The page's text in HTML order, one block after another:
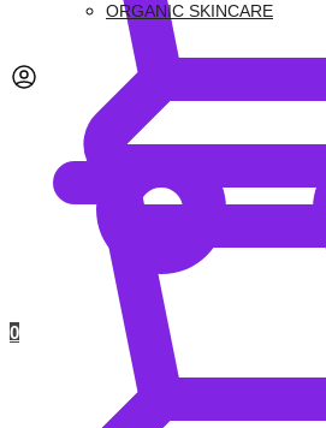
0
ORGANIC SKINCARE